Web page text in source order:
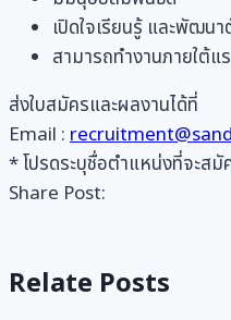
เปิดใจเรียนรู้ และพัฒน
สามารถทำงานภายใต้แ
ส่งใบสมัครและผลงานได้ที่
Email :
* โปรดระบุชื่อตำแหน่งที่จะสมั
Share Post:
Relate Posts